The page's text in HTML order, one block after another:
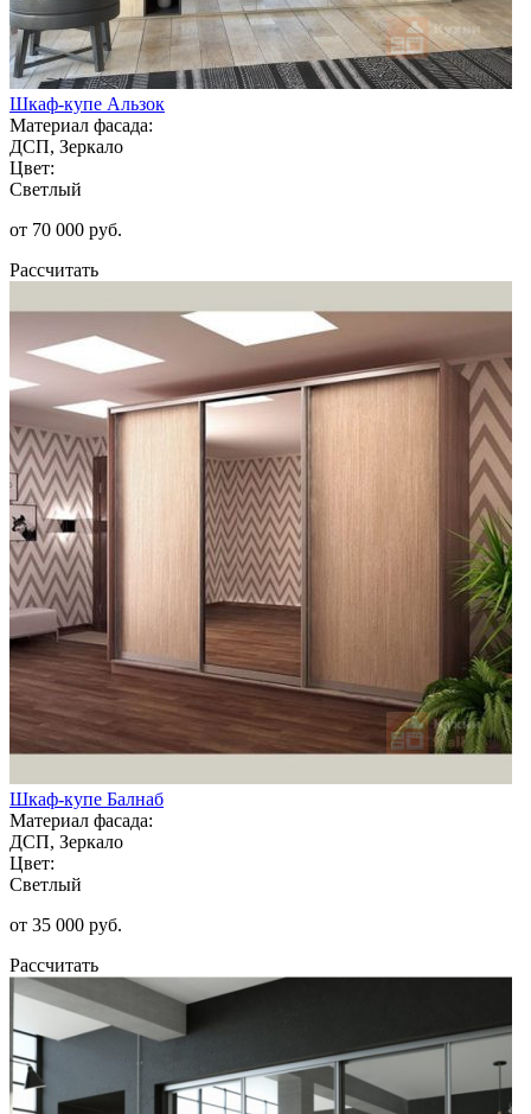
Шкаф-купе Альзок
Материал фасада:
ДСП, Зеркало
Цвет:
Светлый
от 70 000 руб.
Рассчитать
Шкаф-купе Балнаб
Материал фасада:
ДСП, Зеркало
Цвет:
Светлый
от 35 000 руб.
Рассчитать